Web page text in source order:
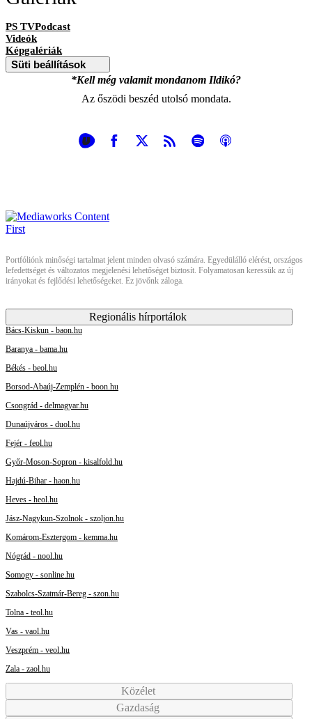
PS TVPodcast
Videók
Képgalériák
Süti beállítások
*Kell még valamit mondanom Ildikó?
Az őszödi beszéd utolsó mondata.
Portfóliónk minőségi tartalmat jelent minden olvasó számára. Egyedülálló elérést, országos
lefedettséget és változatos megjelenési lehetőséget biztosít. Folyamatosan keressük az új
irányokat és fejlődési lehetőségeket. Ez jövőnk záloga.
Regionális hírportálok
Bács-Kiskun - baon.hu
Baranya - bama.hu
Békés - beol.hu
Borsod-Abaúj-Zemplén - boon.hu
Csongrád - delmagyar.hu
Dunaújváros - duol.hu
Fejér - feol.hu
Győr-Moson-Sopron - kisalfold.hu
Hajdú-Bihar - haon.hu
Heves - heol.hu
Jász-Nagykun-Szolnok - szoljon.hu
Komárom-Esztergom - kemma.hu
Nógrád - nool.hu
Somogy - sonline.hu
Szabolcs-Szatmár-Bereg - szon.hu
Tolna - teol.hu
Vas - vaol.hu
Veszprém - veol.hu
Zala - zaol.hu
Közélet
Gazdaság